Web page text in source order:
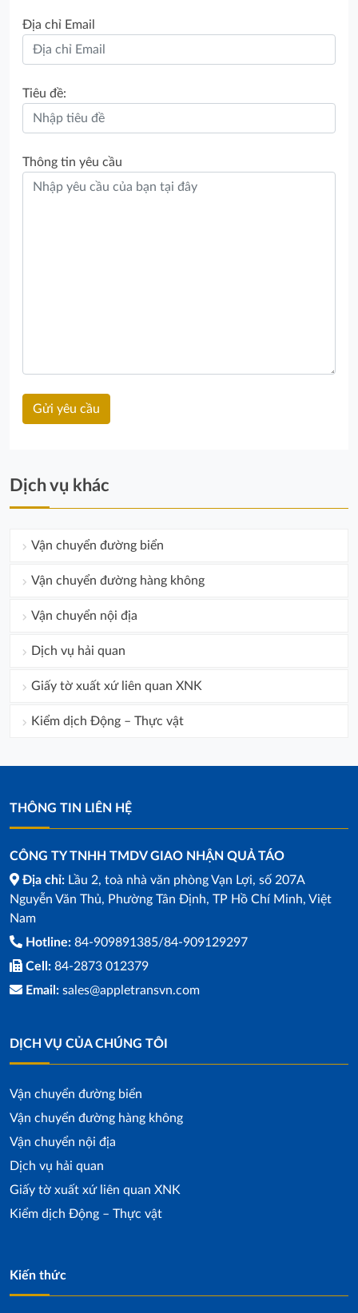
Địa chỉ Email
Tiêu đề:
Thông tin yêu cầu
Dịch vụ khác
Vận chuyển đường biển
Vận chuyển đường hàng không
Vận chuyển nội địa
Dịch vụ hải quan
Giấy tờ xuất xứ liên quan XNK
Kiểm dịch Động – Thực vật
THÔNG TIN LIÊN HỆ
CÔNG TY TNHH TMDV GIAO NHẬN QUẢ TÁO
Địa chỉ: Lầu 2, toà nhà văn phòng Vạn Lợi, số 207A
Nguyễn Văn Thủ, Phường Tân Định, TP Hồ Chí Minh, Việt
Nam
Hotline: 84-909891385/84-909129297
Cell: 84-2873 012379
Email: sales@appletransvn.com
DỊCH VỤ CỦA CHÚNG TÔI
Vận chuyển đường biển
Vận chuyển đường hàng không
Vận chuyển nội địa
Dịch vụ hải quan
Giấy tờ xuất xứ liên quan XNK
Kiểm dịch Động – Thực vật
Kiến thức